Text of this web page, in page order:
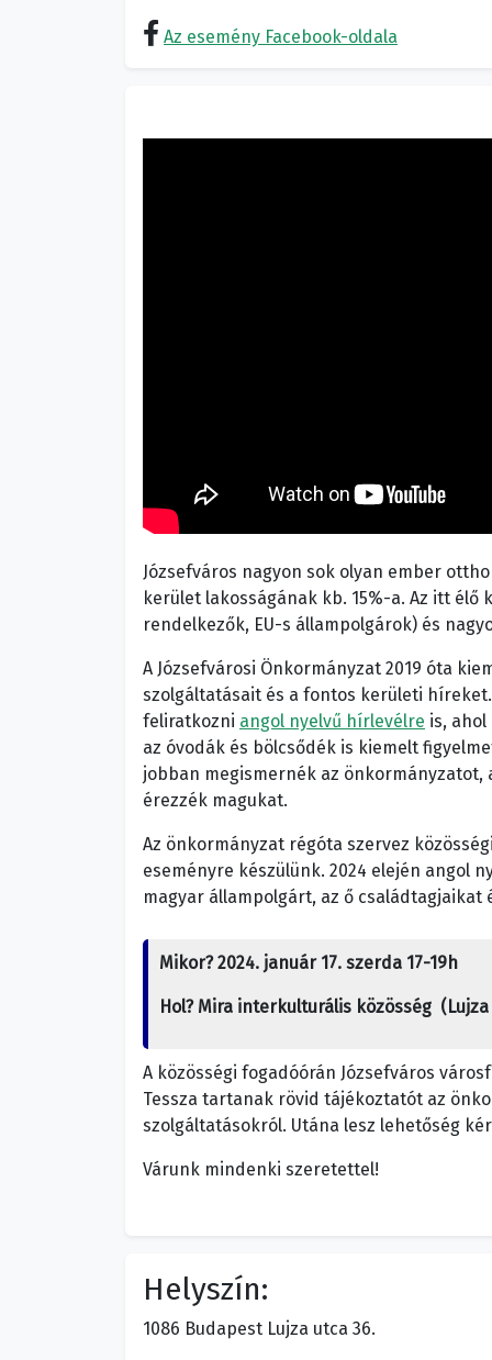
Az esemény Facebook-oldala
Józsefváros nagyon sok olyan ember
kerület lakosságának kb. 15%-a. Az itt
rendelkezők, EU-s állampolgárok) és
A Józsefvárosi Önkormányzat 2019 óta
szolgáltatásait és a fontos kerületi
feliratkozni angol nyelvű hírlevélre is,
az óvodák és bölcsődék is kiemelt
jobban megismernék az
érezzék magukat.
Az önkormányzat régóta szervez
eseményre készülünk. 2024 elején angol
magyar állampolgárt, az ő családtagjaikat
Mikor? 2024. január 17. szerda 17-19h
Hol? Mira interkulturális közösség (Lujza
A közösségi fogadóórán Józsefváros
Tessza tartanak rövid tájékoztatót az
szolgáltatásokról. Utána lesz lehetőség
Várunk mindenki szeretettel!
Helyszín:
1086 Budapest Lujza utca 36.